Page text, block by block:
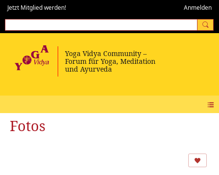
Jetzt Mitglied werden! Anmelden
Fotos